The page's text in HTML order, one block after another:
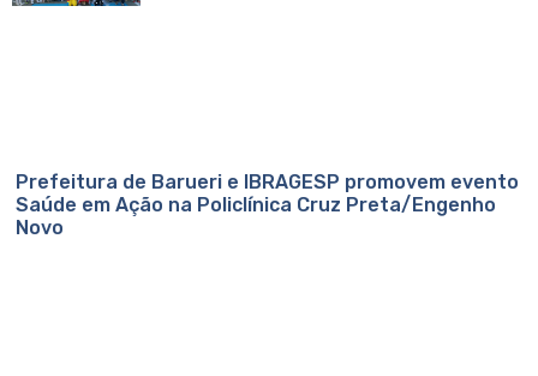
Prefeitura de Barueri e IBRAGESP promovem evento
Saúde em Ação na Policlínica Cruz Preta/Engenho
Novo